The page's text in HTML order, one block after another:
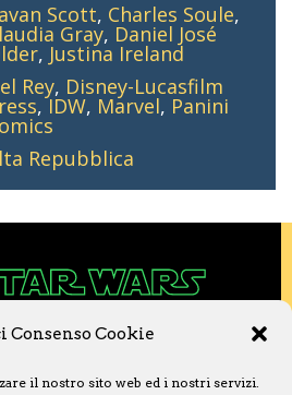
Consenso Cookie
il nostro sito web ed i nostri servizi.
Scott, Charles Soule,
Gray, Daniel José
, Justina Ireland
Rey, Disney-Lucasfilm
,IDW, Marvel, Panini
Repubblica
a Lucasfilm LTD o